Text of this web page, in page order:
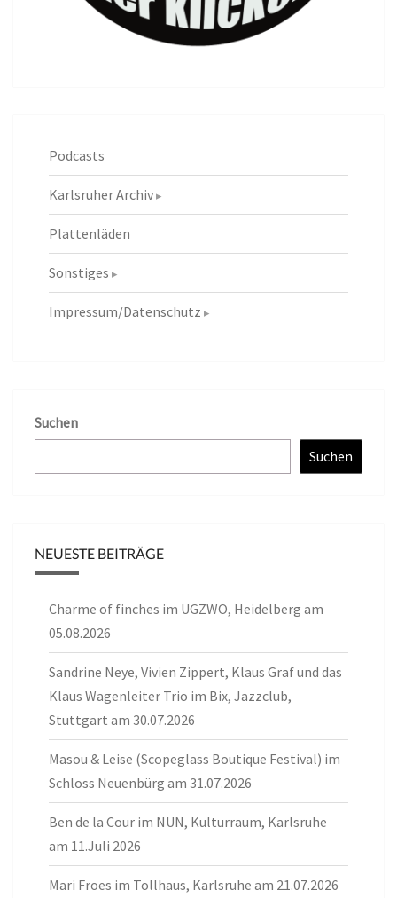
Podcasts
Karlsruher Archiv
Plattenläden
Sonstiges
Impressum/Datenschutz
Suchen
Suchen
NEUESTE BEITRÄGE
Charme of finches im UGZWO, Heidelberg am
05.08.2026
Sandrine Neye, Vivien Zippert, Klaus Graf und das
Klaus Wagenleiter Trio im Bix, Jazzclub,
Stuttgart am 30.07.2026
Masou & Leise (Scopeglass Boutique Festival) im
Schloss Neuenbürg am 31.07.2026
Ben de la Cour im NUN, Kulturraum, Karlsruhe
am 11.Juli 2026
Mari Froes im Tollhaus, Karlsruhe am 21.07.2026